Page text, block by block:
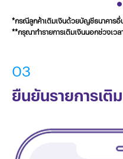
*กรณีลูกค้าเติมเงินด้วยบัญชีธนาคารอื่
**กรุณาทำรายการเติมเงินนอกช่วงเว
03
ยืนยันรายการเติ